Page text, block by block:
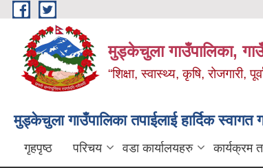
Skip to main content
मुड्केचुला गाउँपालिका, गाउँ
“शिक्षा, स्वास्थ्य, कृषि, रोजगारी,
मुड्केचुला गाउँपालिका तपाईलाई हार्दिक स्वागत
गृहपृष्ठ परिचय वडा कार्यालयहरु कार्यक्रम